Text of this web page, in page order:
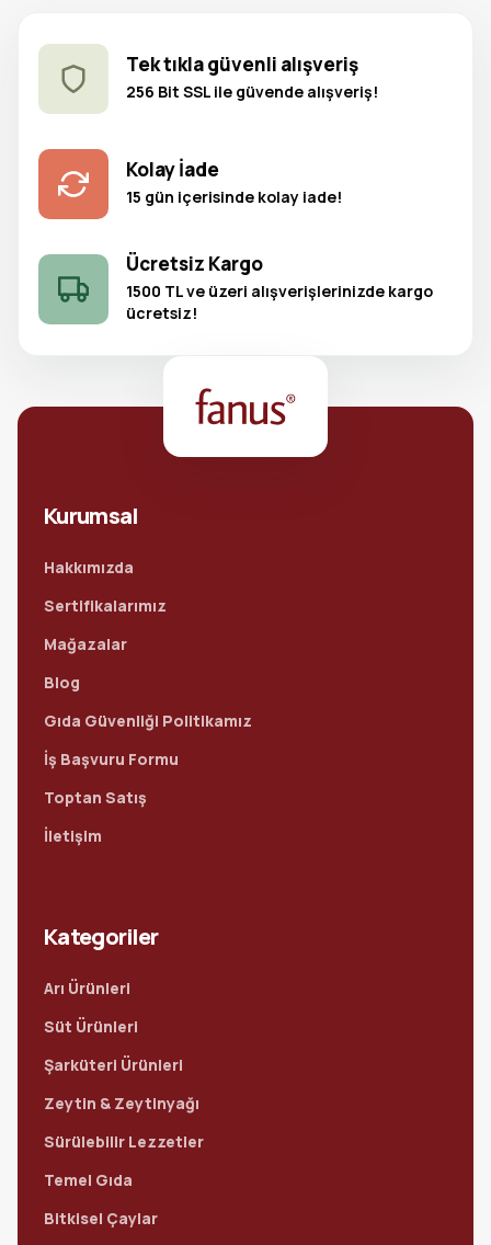
Tek tıkla güvenli alışveriş
256 Bit SSL ile güvende alışveriş!
Kolay İade
15 gün içerisinde kolay iade!
Ücretsiz Kargo
1500 TL ve üzeri alışverişlerinizde kargo
ücretsiz!
Kurumsal
Hakkımızda
Sertifikalarımız
Mağazalar
Blog
Gıda Güvenliği Politikamız
İş Başvuru Formu
Toptan Satış
İletişim
Kategoriler
Arı Ürünleri
Süt Ürünleri
Şarküteri Ürünleri
Zeytin & Zeytinyağı
Sürülebilir Lezzetler
Temel Gıda
Bitkisel Çaylar